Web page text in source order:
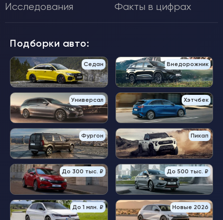
Исследования
Факты в цифрах
Подборки авто:
Седан Внедорожник
Универсал Хэтчбек
Фургон Пикап
До 300 тыс. ₽ До 500 тыс. ₽
До 1 млн. ₽ Новые 2026